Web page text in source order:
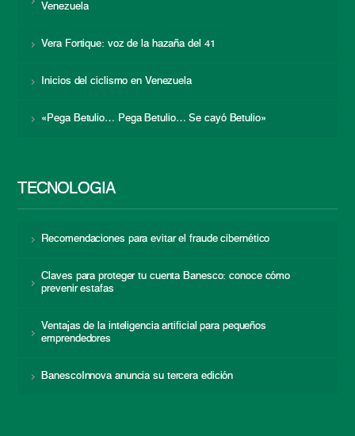
Venezuela
Vera Fortique: voz de la hazaña del 41
Inicios del ciclismo en Venezuela
«Pega Betulio… Pega Betulio… Se cayó Betulio»
TECNOLOGÍA
Recomendaciones para evitar el fraude cibernético
Claves para proteger tu cuenta Banesco: conoce cómo
prevenir estafas
Ventajas de la inteligencia artificial para pequeños
emprendedores
BanescoInnova anuncia su tercera edición